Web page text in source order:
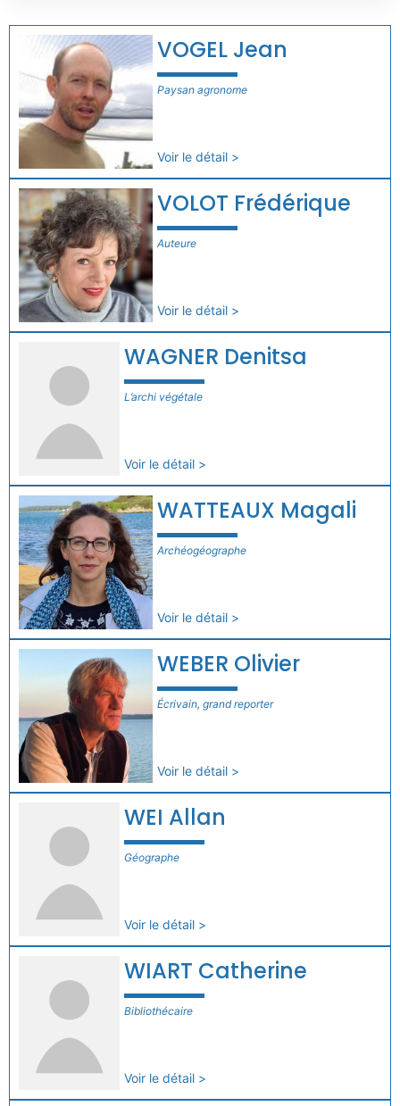
VOGEL Jean
Paysan agronome
Voir le détail >
VOLOT Frédérique
Auteure
Voir le détail >
WAGNER Denitsa
L’archi végétale
Voir le détail >
WATTEAUX Magali
Archéogéographe
Voir le détail >
WEBER Olivier
Écrivain, grand reporter
Voir le détail >
WEI Allan
Géographe
Voir le détail >
WIART Catherine
Bibliothécaire
Voir le détail >